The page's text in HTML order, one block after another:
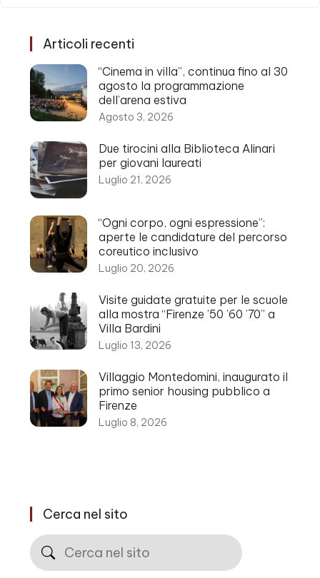
Articoli recenti
“Cinema in villa”, continua fino al 30
agosto la programmazione
dell’arena estiva
Agosto 3, 2026
Due tirocini alla Biblioteca Alinari
per giovani laureati
Luglio 21, 2026
“Ogni corpo, ogni espressione”:
aperte le candidature del percorso
coreutico inclusivo
Luglio 20, 2026
Visite guidate gratuite per le scuole
alla mostra “Firenze ’50 ’60 ’70” a
Villa Bardini
Luglio 13, 2026
Villaggio Montedomini, inaugurato il
primo senior housing pubblico a
Firenze
Luglio 8, 2026
Cerca nel sito
Cerca